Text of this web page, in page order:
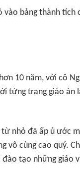
bảng thành tích
10 năm, với cô
từng trang giáo án
từ nhỏ đã ấp ủ ước
vô cùng cao quý.
đào tạo những giáo